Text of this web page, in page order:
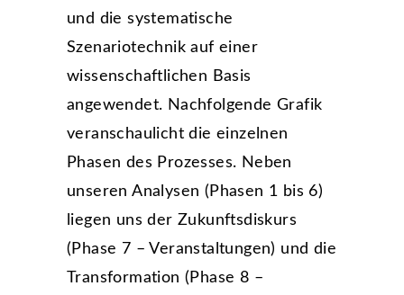
und die systematische
Szenariotechnik auf einer
wissenschaftlichen Basis
angewendet. Nachfolgende Grafik
veranschaulicht die einzelnen
Phasen des Prozesses. Neben
unseren Analysen (Phasen 1 bis 6)
liegen uns der Zukunftsdiskurs
(Phase 7 – Veranstaltungen) und die
Transformation (Phase 8 –